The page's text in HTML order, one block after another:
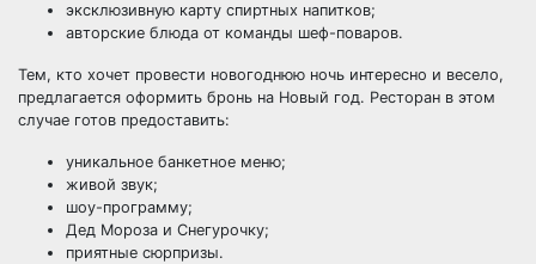
эксклюзивную карту спиртных напитков;
авторские блюда от команды шеф-поваров.
Тем, кто хочет провести новогоднюю ночь интересно и весело,
предлагается оформить бронь на Новый год. Ресторан в этом
случае готов предоставить:
уникальное банкетное меню;
живой звук;
шоу-программу;
Дед Мороза и Снегурочку;
приятные сюрпризы.